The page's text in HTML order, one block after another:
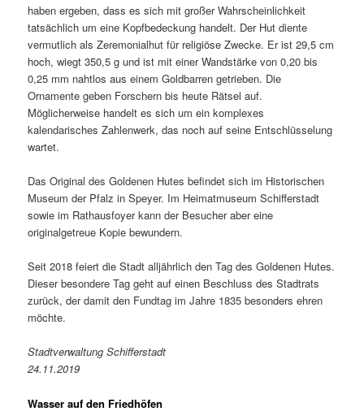
haben ergeben, dass es sich mit großer Wahrscheinlichkeit
tatsächlich um eine Kopfbedeckung handelt. Der Hut diente
vermutlich als Zeremonialhut für religiöse Zwecke. Er ist 29,5 cm
hoch, wiegt 350,5 g und ist mit einer Wandstärke von 0,20 bis
0,25 mm nahtlos aus einem Goldbarren getrieben. Die
Ornamente geben Forschern bis heute Rätsel auf.
Möglicherweise handelt es sich um ein komplexes
kalendarisches Zahlenwerk, das noch auf seine Entschlüsselung
wartet.
Das Original des Goldenen Hutes befindet sich im Historischen
Museum der Pfalz in Speyer. Im Heimatmuseum Schifferstadt
sowie im Rathausfoyer kann der Besucher aber eine
originalgetreue Kopie bewundern.
Seit 2018 feiert die Stadt alljährlich den Tag des Goldenen Hutes.
Dieser besondere Tag geht auf einen Beschluss des Stadtrats
zurück, der damit den Fundtag im Jahre 1835 besonders ehren
möchte.
Stadtverwaltung Schifferstadt
24.11.2019
Wasser auf den Friedhöfen